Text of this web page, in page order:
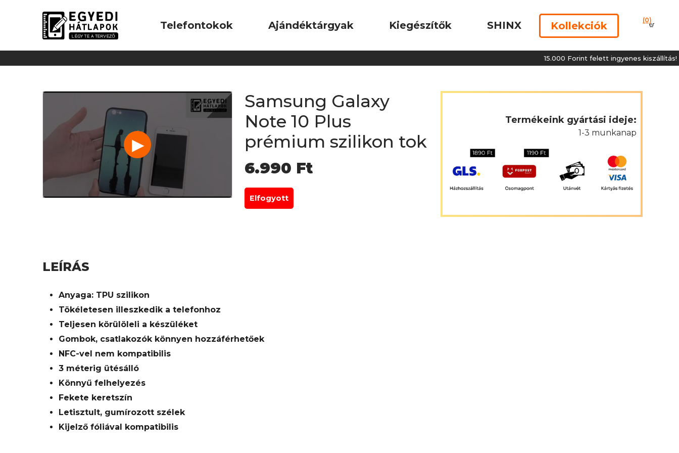
Telefontokok Ajándéktárgyak Kiegészítők SHINX Kollekciók (0)
15.000 Forint felett ingyenes kiszállítás!
▶
Samsung Galaxy
Note 10 Plus
prémium szilikon tok
6.990 Ft
Elfogyott
Termékeink gyártási ideje:
1-3 munkanap
LEÍRÁS
Anyaga: TPU szilikon
Tökéletesen illeszkedik a telefonhoz
Teljesen körülöleli a készüléket
Gombok, csatlakozók könnyen hozzáférhetőek
NFC-vel nem kompatibilis
3 méterig ütésálló
Könnyű felhelyezés
Fekete keretszín
Letisztult, gumírozott szélek
Kijelző fóliával kompatibilis